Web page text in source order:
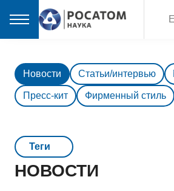
Новости Статьи/интервью
Пресс-кит Фирменный стиль
НОВОСТИ
Teги